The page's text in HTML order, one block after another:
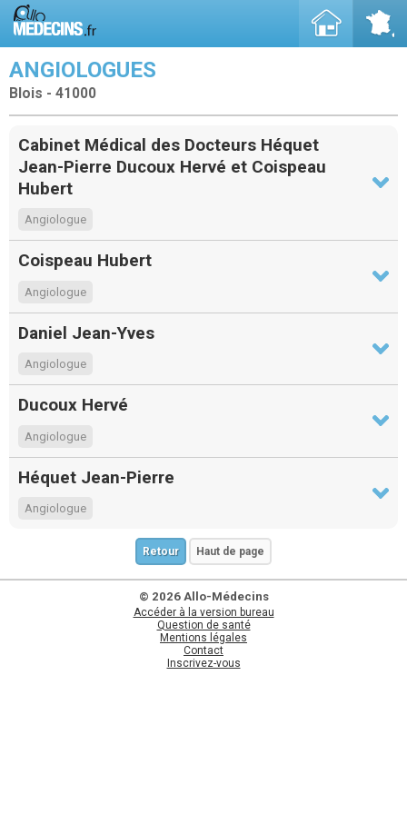
ANGIOLOGUES
Blois - 41000
Cabinet Médical des Docteurs Héquet
Jean-Pierre Ducoux Hervé et Coispeau
Hubert
Angiologue
Coispeau Hubert
Angiologue
Daniel Jean-Yves
Angiologue
Ducoux Hervé
Angiologue
Héquet Jean-Pierre
Angiologue
Retour Haut de page
© 2026 Allo-Médecins
Accéder à la version bureau
Question de santé
Mentions légales
Contact
Inscrivez-vous